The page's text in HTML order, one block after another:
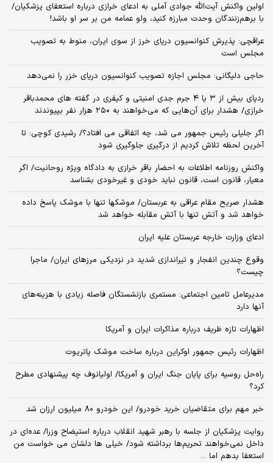
اولین واکنش آیت‌الله جوادی آملی به ادعای خرازی درباره استعفای پزشکیان/
با برهم‌زنندگان وحدت مبارزه کنید، ولو عمامه من بر سر او باشد!
عراقچی: پذیرش کنوانسیون دریای خرز از سوی ایران، منوط به تصویب
مجلس است
حاجی دلیگانی: مجلس اجازه تصویب کنوانسیون دریای خزر را نمی‌دهد
ردپای بیش از ۳ یا ۴ جرم جدی امنیتی و کیفری در گفته های محمدباقر
خرازی/ هشدار برای آن‌هایی که می‌خواهند به ۲۵۰ هزار نفر بپیوندند
اگر جلیلی رئیس جمهور می شد، چه اتفاقی می افتاد؟/ رشیدی کوچی: تا
آخرین لحظه تلاش کردیم از درگیری جلوگیری شود
واکنش روزنامه اطلاعات به احضار باقر خرازی به دادگاه ویژه روحانیت/ اگر
معیار، قانون است، قانون نباید خودی و غیرخودی بشناسد
هشدار صریح مقام عراقی به عربستان/ موشکها تنها با موشک پاسخ داده
خواهد شد و آتش تنها با آتش مقابله خواهد شد
ادعای وزارت خارجه عربستان علیه ایران
وقوع چندین انفجار و تیراندازی شدید در نزدیکی مرز‌های ایران/ ماجرا
چیست؟
مدیرعامل تامین اجتماعی: مستمری بازنشستگان فاصله زیادی با هزینه‌های
آنها دارد
اظهارات تازه ظریف درباره مذاکرات ایران و آمریکا
اظهارات رئیس جمهور اوکراین درباره ساخت موشک پاتریوت
راه‌حل روسیه برای پایان جنگ ایران و آمریکا/ اولیانوف چه پیشنهادی مطرح
کرد؟
خبر مهم برای متقاضیان خرید خودرو/ این خودرو ۸۰ میلیون ارزان شد
روایت پزشکیان از جلسه با رهبر شهید انقلاب درباره استیضاح وزرا/ عده‌ای در
داخل نمی‌خواهند تحریم‌ها برداشته شود/ خیلی ها دلشان می خواست من
استعفا بدهم اما ...